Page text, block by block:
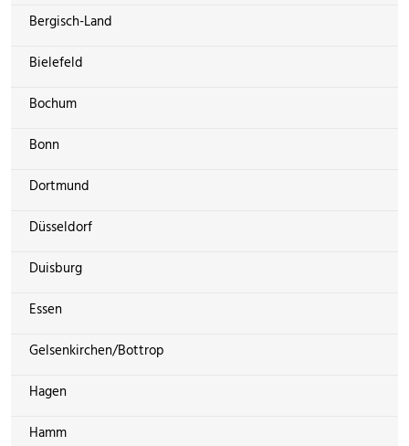
Bergisch-Land
Bielefeld
Bochum
Bonn
Dortmund
Düsseldorf
Duisburg
Essen
Gelsenkirchen/Bottrop
Hagen
Hamm